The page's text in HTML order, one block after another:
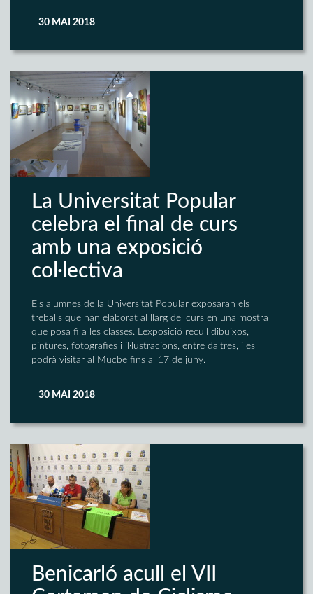
30 MAI 2018
La Universitat Popular
celebra el final de curs
amb una exposició
col·lectiva
Els alumnes de la Universitat Popular exposaran els
treballs que han elaborat al llarg del curs en una mostra
que posa fi a les classes. Lexposició recull dibuixos,
pintures, fotografies i il·lustracions, entre daltres, i es
podrà visitar al Mucbe fins al 17 de juny.
30 MAI 2018
Benicarló acull el VII